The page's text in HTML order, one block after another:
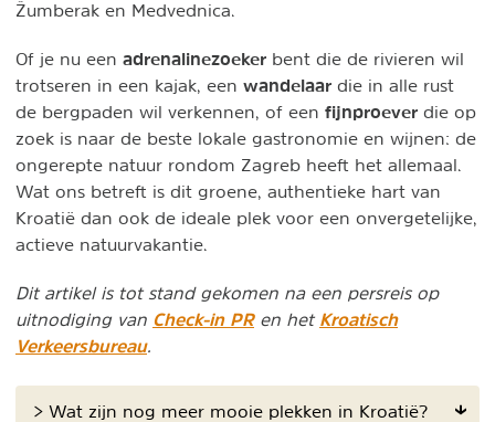
Žumberak en Medvednica.
Of je nu een adrenalinezoeker bent die de rivieren wil
trotseren in een kajak, een wandelaar die in alle rust
de bergpaden wil verkennen, of een fijnproever die op
zoek is naar de beste lokale gastronomie en wijnen: de
ongerepte natuur rondom Zagreb heeft het allemaal.
Wat ons betreft is dit groene, authentieke hart van
Kroatië dan ook de ideale plek voor een onvergetelijke,
actieve natuurvakantie.
Dit artikel is tot stand gekomen na een persreis op
uitnodiging van Check-in PRen het Kroatisch
Verkeersbureau.
> Wat zijn nog meer mooie plekken in Kroatië?